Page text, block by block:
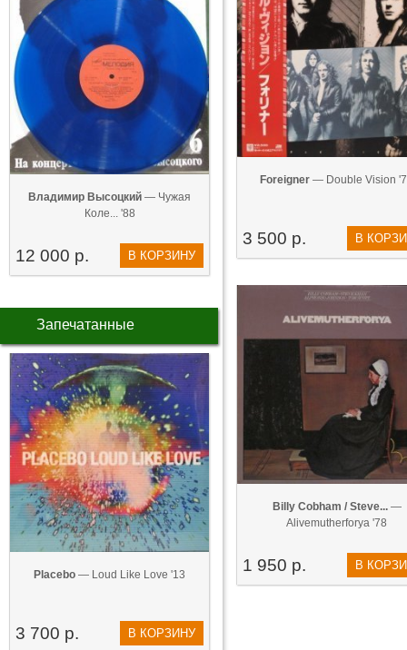
Владимир Высоцкий — Чужая
Коле... '88
12 000 р. В КОРЗИНУ
Запечатанные
Placebo — Loud Like Love '13
3 700 р. В КОРЗИНУ
Foreigner — Double Vision
3 500 р. В
Billy Cobham / Steve...—
Alivemutherforya '78
1 950 р. В